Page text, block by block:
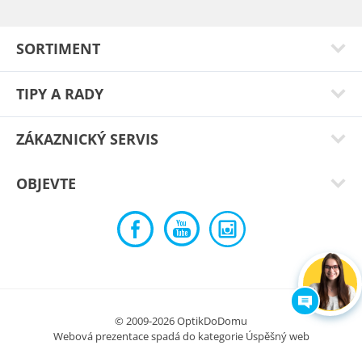
Výborně "sedí" na obličeji, zabraňují zamlžování, jsem
spokojen
SORTIMENT
TIPY A RADY
ZÁKAZNICKÝ SERVIS
OBJEVTE
© 2009-2026 OptikDoDomu
Webová prezentace spadá do kategorie Úspěšný web